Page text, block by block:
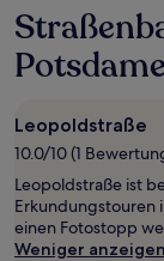
Aufenthalt
mit
1 Übernachtung
von
gefunden
wurde.
Preise
und
Verfügbarkeiten
können
sich
Leopoldstraße
10.0/10 (1
Leopoldstraße ist
Erkundungstouren
einen Fotostopp
Weniger anzeigen